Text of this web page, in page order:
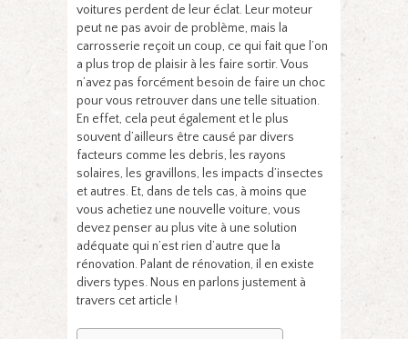
voitures perdent de leur éclat. Leur moteur
peut ne pas avoir de problème, mais la
carrosserie reçoit un coup, ce qui fait que l’on
a plus trop de plaisir à les faire sortir. Vous
n’avez pas forcément besoin de faire un choc
pour vous retrouver dans une telle situation.
En effet, cela peut également et le plus
souvent d’ailleurs être causé par divers
facteurs comme les debris, les rayons
solaires, les gravillons, les impacts d’insectes
et autres. Et, dans de tels cas, à moins que
vous achetiez une nouvelle voiture, vous
devez penser au plus vite à une solution
adéquate qui n’est rien d’autre que la
rénovation. Palant de rénovation, il en existe
divers types. Nous en parlons justement à
travers cet article !